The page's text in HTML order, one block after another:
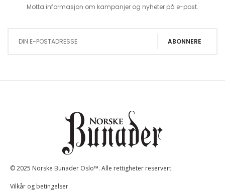
Motta informasjon om kampanjer og nyheter på e-post.
ABONNERE
© 2025 Norske Bunader Oslo™. Alle rettigheter reservert.
Vilkår og betingelser